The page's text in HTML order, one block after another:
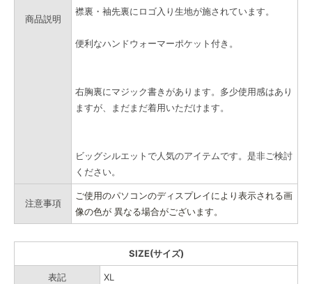
商品説明
襟裏・袖先裏にロゴ入り生地が施されています。
便利なハンドウォーマーポケット付き。
右胸裏にマジック書きがあります。多少使用感はあり
ますが、まだまだ着用いただけます。
ビッグシルエットで人気のアイテムです。是非ご検討
ください。
注意事項
ご使用のパソコンのディスプレイにより表示される画
像の色が 異なる場合がございます。
SIZE(サイズ)
表記 XL